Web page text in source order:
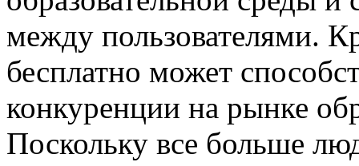
между пользователями.
бесплатно может
конкуренции на рынке
Поскольку все больше